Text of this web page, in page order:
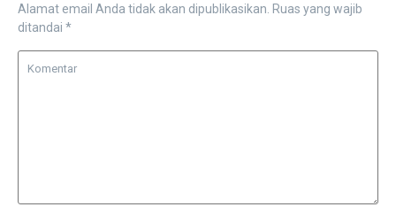
Alamat email Anda tidak akan dipublikasikan. Ruas yang wajib
ditandai *